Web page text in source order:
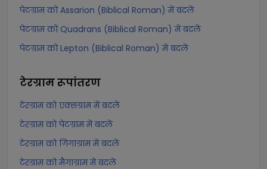
पेटग्राम को Assarion (Biblical Roman) में बदलें
पेटग्राम को Quadrans (Biblical Roman) में बदलें
पेटग्राम को Lepton (Biblical Roman) में बदलें
टेरग्रामरूपांतरण
टेरग्राम को एक्सग्राम में बदलें
टेरग्राम को पेटग्राम में बदलें
टेरग्राम को गिगाग्राम में बदलें
टेरग्राम को मैगाग्राम में बदलें